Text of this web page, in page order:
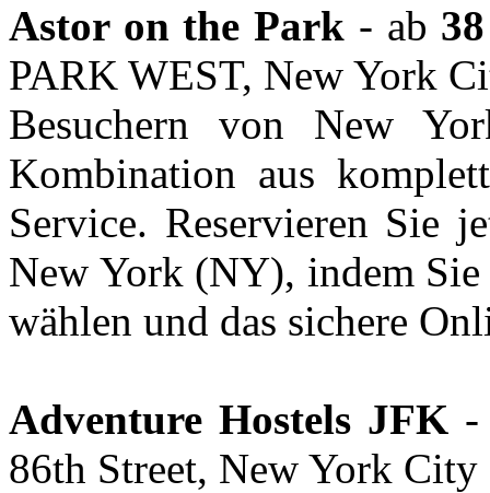
Astor on the Park - ab 38
PARK WEST, New York
Besuchern von New
Kombination aus
Service. Reservieren Sie
New York (NY), indem Sie
wählen und das sichere
Adventure Hostels JFK
86th Street, New York City